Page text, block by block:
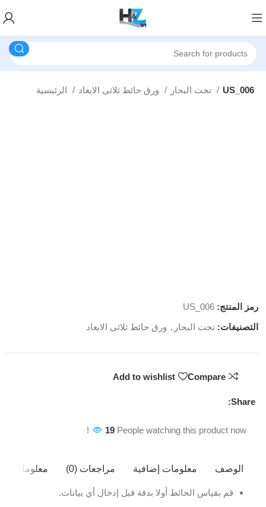
تحت البحار US_006
رمز المنتج:US_006
التصنيفات: تحت البحار , ورق حائط ثلاثى الابعاد
Compare
Add to wishlist
Share:
19 People watching this product now!
الوصف معلومات إضافية مراجعات (0) معلومات
قم بقياس الحائط أولا بدقة قبل إدخال أي بيانات.